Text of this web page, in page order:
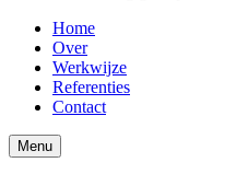
Home
Over
Werkwijze
Referenties
Contact
Menu